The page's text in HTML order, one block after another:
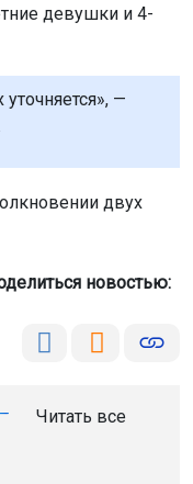
девушки и 4-
—
двух
новостью:
Читать все